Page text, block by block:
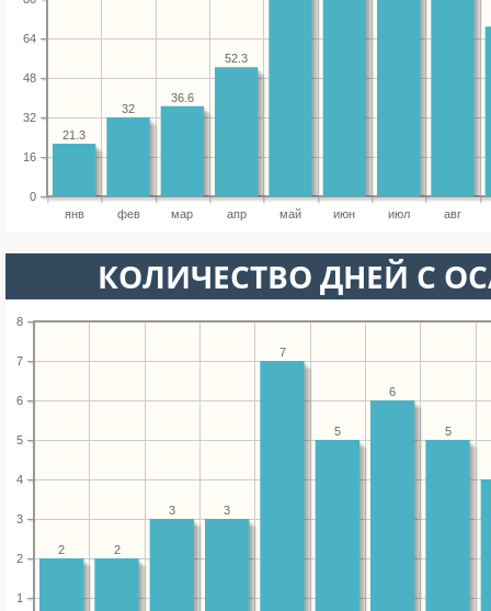
янв фев мар апр май июн июл авг
0
16
32
48
64
52.3
36.6
32
21.3
КОЛИЧЕСТВО ДНЕЙ С
1
2
3
4
5
6
7
8
5
6
5
7
3
3
2
2